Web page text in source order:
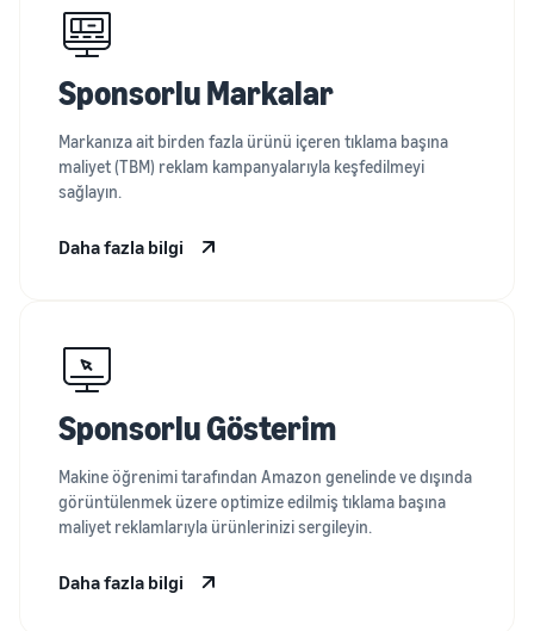
Sponsorlu Markalar
Markanıza ait birden fazla ürünü içeren tıklama başına
maliyet (TBM) reklam kampanyalarıyla keşfedilmeyi
sağlayın.
Daha fazla bilgi
Sponsorlu Gösterim
Makine öğrenimi tarafından Amazon genelinde ve dışında
görüntülenmek üzere optimize edilmiş tıklama başına
maliyet reklamlarıyla ürünlerinizi sergileyin.
Daha fazla bilgi